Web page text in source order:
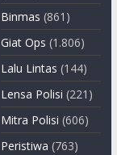
Binmas (861)
Giat Ops (1.806)
Lalu Lintas (144)
Lensa Polisi (221)
Mitra Polisi (606)
Peristiwa (763)